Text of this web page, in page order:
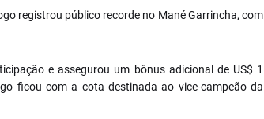
registrou público recorde no Mané Garrincha, com
e assegurou um bônus adicional de US$ 1
ficou com a cota destinada ao vice-campeão da